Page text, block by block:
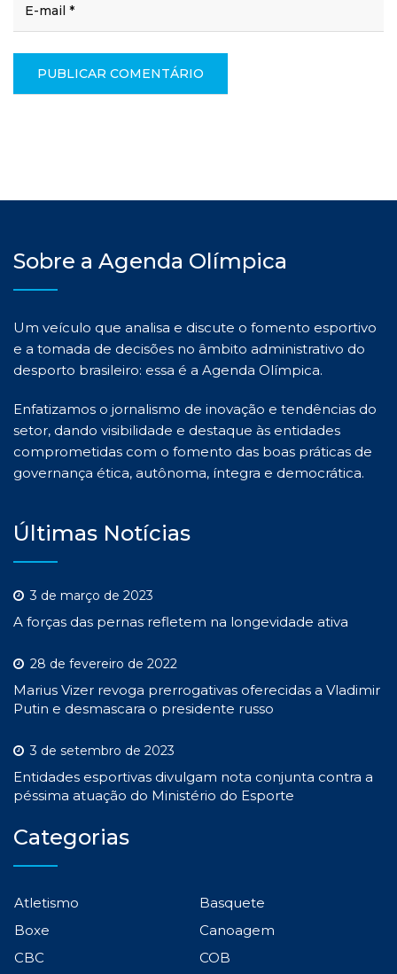
Sobre a Agenda Olímpica
Um veículo que analisa e discute o fomento esportivo
e a tomada de decisões no âmbito administrativo do
desporto brasileiro: essa é a Agenda Olímpica.
Enfatizamos o jornalismo de inovação e tendências do
setor, dando visibilidade e destaque às entidades
comprometidas com o fomento das boas práticas de
governança ética, autônoma, íntegra e democrática.
Últimas Notícias
3 de março de 2023
A forças das pernas refletem na longevidade ativa
28 de fevereiro de 2022
Marius Vizer revoga prerrogativas oferecidas a Vladimir
Putin e desmascara o presidente russo
3 de setembro de 2023
Entidades esportivas divulgam nota conjunta contra a
péssima atuação do Ministério do Esporte
Categorias
Atletismo
Basquete
Boxe
Canoagem
CBC
COB